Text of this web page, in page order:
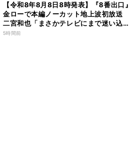
【令和8年8月8日8時発表】『8番出口』
金ローで本編ノーカット地上波初放送
二宮和也「まさかテレビにまで迷い込ん
でしまうとは」
5時間前